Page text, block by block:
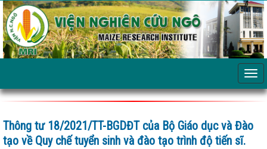
Thông tư 18/2021/TT-BGDĐT của Bộ Giáo dục và Đào
tạo về Quy chế tuyển sinh và đào tạo trình độ tiến sĩ.